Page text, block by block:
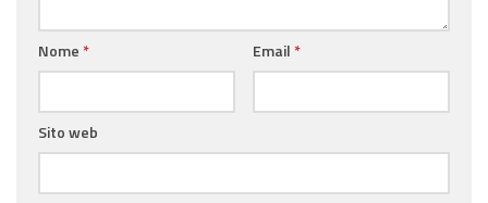
Nome * Email *
Sito web